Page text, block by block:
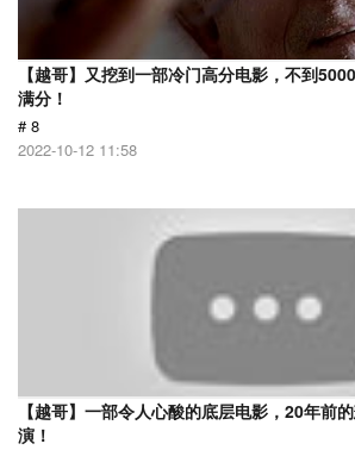
【越哥】又挖到一部冷门高分电影，不到
满分！
# 8
2022-10-12 11:58
【越哥】一部令人心酸的底层电影，20年前
演！